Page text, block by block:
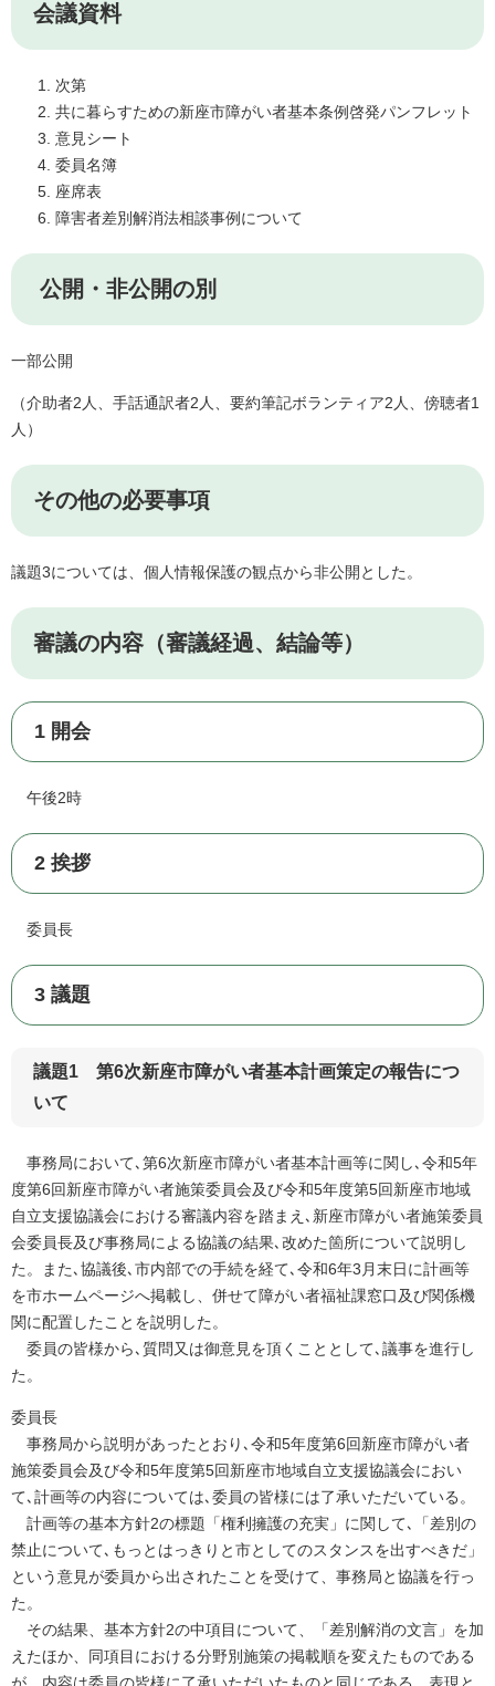
会議資料
次第
共に暮らすための新座市障がい者基本条例啓発パンフレット
意見シート
委員名簿
座席表
障害者差別解消法相談事例について
公開・非公開の別
一部公開
（介助者2人、手話通訳者2人、要約筆記ボランティア2人、傍聴者1
人）
その他の必要事項
議題3については、個人情報保護の観点から非公開とした。
審議の内容（審議経過、結論等）
1 開会
午後2時
2 挨拶
委員長
3 議題
議題1 第6次新座市障がい者基本計画策定の報告につ
いて
事務局において､第6次新座市障がい者基本計画等に関し､令和5年
度第6回新座市障がい者施策委員会及び令和5年度第5回新座市地域
自立支援協議会における審議内容を踏まえ､新座市障がい者施策委員
会委員長及び事務局による協議の結果､改めた箇所について説明し
た。また､協議後､市内部での手続を経て､令和6年3月末日に計画等
を市ホームページへ掲載し、併せて障がい者福祉課窓口及び関係機
関に配置したことを説明した。
委員の皆様から､質問又は御意見を頂くこととして､議事を進行し
た。
委員長
事務局から説明があったとおり､令和5年度第6回新座市障がい者
施策委員会及び令和5年度第5回新座市地域自立支援協議会におい
て､計画等の内容については､委員の皆様には了承いただいている。
計画等の基本方針2の標題「権利擁護の充実」に関して､「差別の
禁止について､もっとはっきりと市としてのスタンスを出すべきだ」
という意見が委員から出されたことを受けて、事務局と協議を行っ
た。
その結果、基本方針2の中項目について、「差別解消の文言」を加
えたほか、同項目における分野別施策の掲載順を変えたものである